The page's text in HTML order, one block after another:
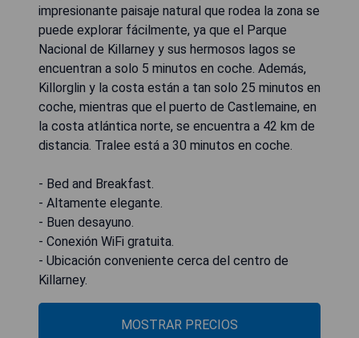
impresionante paisaje natural que rodea la zona se
puede explorar fácilmente, ya que el Parque
Nacional de Killarney y sus hermosos lagos se
encuentran a solo 5 minutos en coche. Además,
Killorglin y la costa están a tan solo 25 minutos en
coche, mientras que el puerto de Castlemaine, en
la costa atlántica norte, se encuentra a 42 km de
distancia. Tralee está a 30 minutos en coche.
- Bed and Breakfast.
- Altamente elegante.
- Buen desayuno.
- Conexión WiFi gratuita.
- Ubicación conveniente cerca del centro de
Killarney.
MOSTRAR PRECIOS